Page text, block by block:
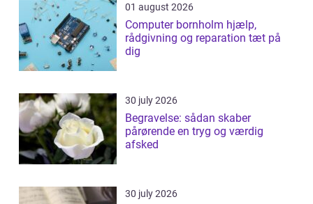
01 august 2026
Computer bornholm hjælp,
rådgivning og reparation tæt på
dig
30 july 2026
Begravelse: sådan skaber
pårørende en tryg og værdig
afsked
30 july 2026